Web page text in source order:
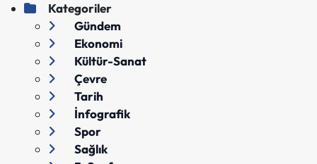
Kategoriler
Gündem
Ekonomi
Kültür-Sanat
Çevre
Tarih
İnfografik
Spor
Sağlık